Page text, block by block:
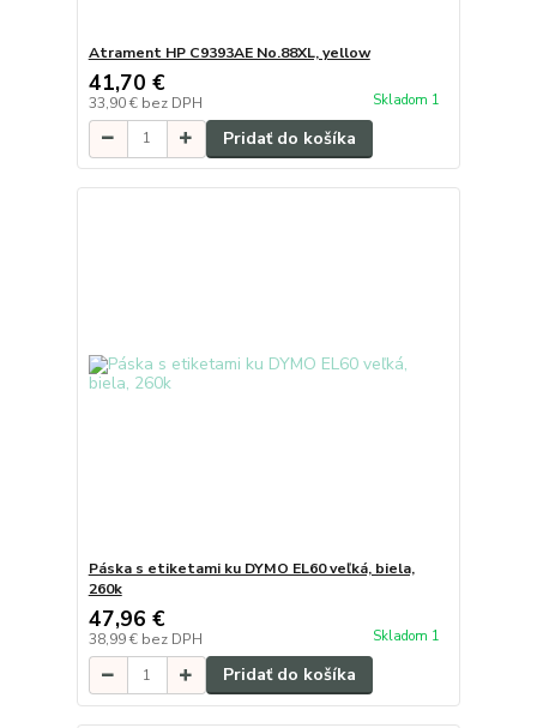
Atrament HP C9393AE No.88XL, yellow
41,70 €
33,90 € bez DPH Skladom 1
Pridať do košíka
Páska s etiketami ku DYMO EL60 veľká, biela,
260k
47,96 €
38,99 € bez DPH Skladom 1
Pridať do košíka